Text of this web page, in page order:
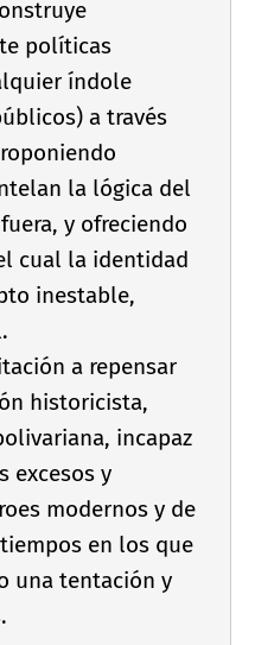
polí­ticas
í­ndole
a través
la lógica del
y ofreciendo
cual la identidad
inestable,
a repensar
historicista,
incapaz
excesos y
modernos y de
en los que
una tentación y